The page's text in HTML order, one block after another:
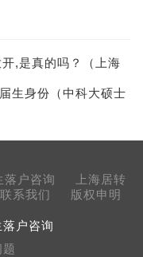
,是真的吗？（上海
生身份（中科大硕士
落户咨询
上海居转
联系我们 版权申明
落户咨询